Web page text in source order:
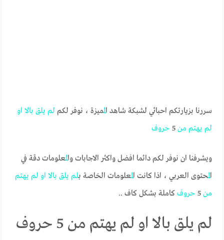
سررنا بزيارتكم احبائي لشبكة شاهد المميزة ، نوفر لكم لم يلق بالا او
لم يهتم من 5 حروف
ويشرفنا ان نوفر لكم دائما افضل واكثر الاجابات والمعلومات دقة في
المحتوى العربي ، اذا كانت المعلومات الخاصة بلم يلق بالا او لم يهتم
من 5 حروف كاملة بشكل كاف ..
لم يلق بالا او لم يهتم من 5 حروف